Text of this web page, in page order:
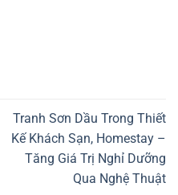
Tranh Sơn Dầu Trong Thiết
Kế Khách Sạn, Homestay –
Tăng Giá Trị Nghỉ Dưỡng
Qua Nghệ Thuật